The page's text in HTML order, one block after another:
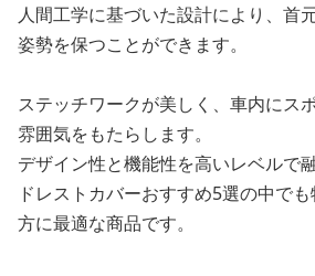
人間工学に基づいた設計により、首
姿勢を保つことができます。
ステッチワークが美しく、車内にス
雰囲気をもたらします。
デザイン性と機能性を高いレベルで
ドレストカバーおすすめ5選の中で
方に最適な商品です。